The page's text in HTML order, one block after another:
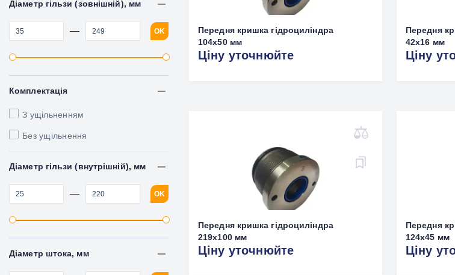
Діаметр гільзи (зовнішній), мм
— OK
Комплектація
З ущільненням
Без ущільнення
Діаметр гільзи (внутрішній), мм
— OK
Діаметр штока, мм
Передня кришка гідроциліндра
104x50 мм
Ціну уточнюйте
Передня
42х16 мм
Ціну
Передня кришка гідроциліндра
219х100 мм
Ціну уточнюйте
Передня
124x45 мм
Ціну